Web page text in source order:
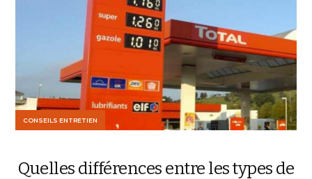
CONSEILS ENTRETIEN
Quelles différences entre les types de